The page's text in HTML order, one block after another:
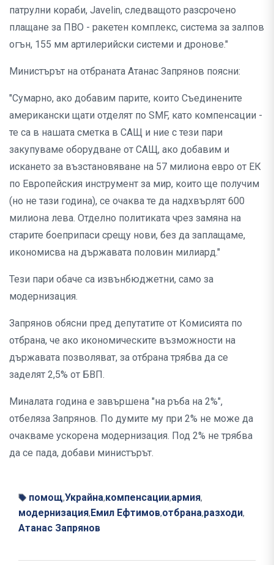
патрулни кораби, Javelin, следващото разсрочено
плащане за ПВО - ракетен комплекс, система за залпов
огън, 155 мм артилерийски системи и дронове."
Министърът на отбраната Атанас Запрянов поясни:
"Сумарно, ако добавим парите, които Съединените
американски щати отделят по SMF, като компенсации -
те са в нашата сметка в САЩ и ние с тези пари
закупуваме оборудване от САЩ, ако добавим и
искането за възстановяване на 57 милиона евро от ЕК
по Европейския инструмент за мир, които ще получим
(но не тази година), се очаква те да надхвърлят 600
милиона лева. Отделно политиката чрез замяна на
старите боеприпаси срещу нови, без да заплащаме,
икономисва на държавата половин милиард."
Тези пари обаче са извънбюджетни, само за
модернизация.
Запрянов обясни пред депутатите от Комисията по
отбрана, че ако икономическите възможности на
държавата позволяват, за отбрана трябва да се
заделят 2,5% от БВП.
Миналата година е завършена "на ръба на 2%",
отбеляза Запрянов. По думите му при 2% не може да
очакваме ускорена модернизация. Под 2% не трябва
да се пада, добави министърът.
помощ,Украйна,компенсации,армия,
модернизация, Емил Ефтимов,отбрана,разходи,
Атанас Запрянов